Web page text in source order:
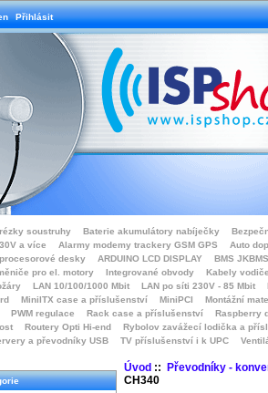
Přihlásit
soustruhy Baterie akumulátory nabíječky
a více
Alarmy modemy trackery GSM GPS
Auto
procesorové desky
ARDUINO LCD DISPLAY
BMS
pro el. motory
Integrované obvody
Kabely
LAN 10/100/1000 Mbit LAN po síti 230V - 85 Mbit
MiniITX case a příslušenství MiniPCI
Montážní
PWM regulace Rack case a příslušenství
Raspberry
Routery Opti Hi-end
Rybolov zavážecí lodička a přísl
a převodníky USB
TV příslušenství i k UPC
Úvod:: Převodníky -
CH340